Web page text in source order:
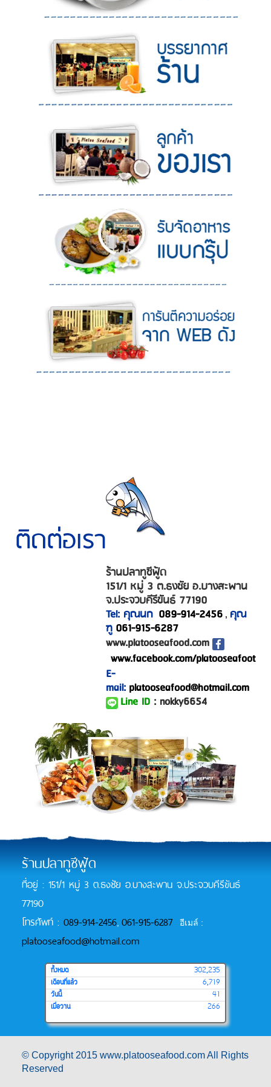
ติดต่อเรา
ร้านปลาทูซีฟู้ด
151/1 หมู่ 3 ต.ธงชัย อ.บางสะพาน
จ.ประจวบคีรีขันธ์ 77190
Tel: คุณนก 089-914-2456 , คุณ
ฑู 061-915-6287
www.platooseafood.com
www.facebook.com/platooseafoot
E-
mail: platooseafood@hotmail.com
Line ID : nokky6654
ร้านปลาทูซีฟู้ด
ที่อยู่ : 151/1 หมู่ 3 ต.ธงชัย อ.บางสะพาน จ.ประจวบคีรีขันธ์
77190
โทรศัพท์ : 089-914-2456 061-915-6287อีเมล์ :
platooseafood@hotmail.com
ทั้งหมด
302,235
เดือนที่แล้ว
6,719
วันนี้
41
เมื่อวาน
266
© Copyright 2015 www.platooseafood.com All Rights
Reserved